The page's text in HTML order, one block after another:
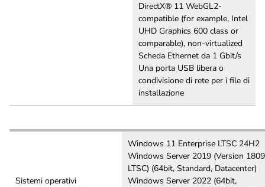
DirectX® 11 WebGL2-
compatible (for example, Intel
UHD Graphics 600 class or
comparable), non-virtualized
Scheda Ethernet da 1 Gbit/s
Una porta USB libera o
condivisione di rete per i file di
installazione
Sistemi operativi
Windows 11 Enterprise LTSC 24H2
Windows Server 2019 (Version 1809
LTSC) (64bit, Standard, Datacenter)
Windows Server 2022 (64bit,